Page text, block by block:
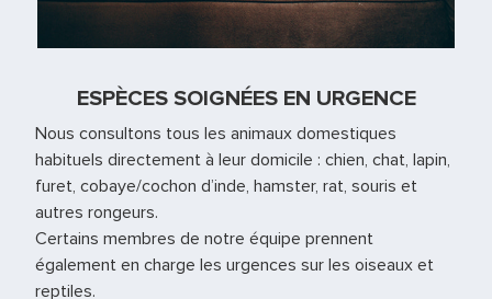
ESPÈCES SOIGNÉES EN URGENCE
Nous consultons tous les animaux domestiques
habituels directement à leur domicile : chien, chat, lapin,
furet, cobaye/cochon d’inde, hamster, rat, souris et
autres rongeurs.
Certains membres de notre équipe prennent
également en charge les urgences sur les oiseaux et
reptiles.